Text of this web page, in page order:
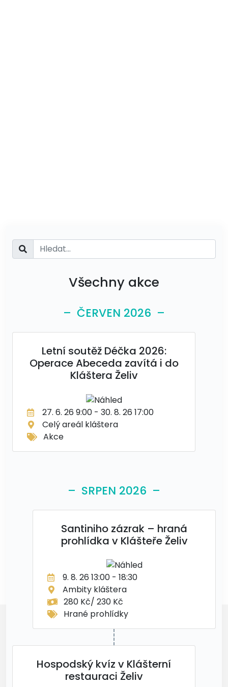
Všechny akce
– ČERVEN 2026 –
Letní soutěž Déčka 2026:
Operace Abeceda zavítá i do
Kláštera Želiv
27. 6. 26 9:00 - 30. 8. 26 17:00
Celý areál kláštera
Akce
– SRPEN 2026 –
Santiniho zázrak – hraná
prohlídka v Klášteře Želiv
9. 8. 26 13:00 - 18:30
Ambity kláštera
280 Kč/ 230 Kč
Hrané prohlídky
Hospodský kvíz v Klášterní
restauraci Želiv